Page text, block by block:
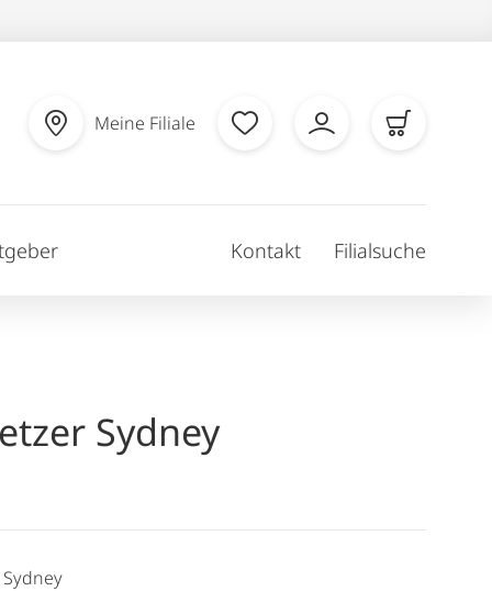
Meine Filiale
Kontakt Filialsuche
Sydney